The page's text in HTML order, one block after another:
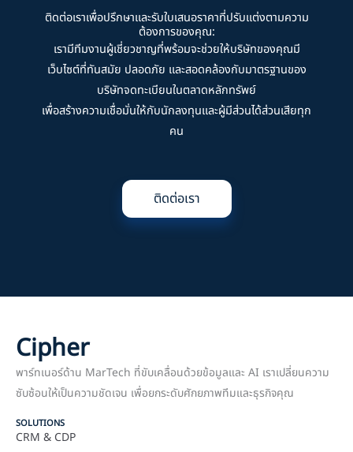
ติดต่อเราเพื่อปรึกษาและรับใบเสนอราคาที่ปรับแต่งตามความ
ต้องการของคุณ:
เรามีทีมงานผู้เชี่ยวชาญที่พร้อมจะช่วยให้บริษัทของคุณมี
เว็บไซต์ที่ทันสมัย ปลอดภัย และสอดคล้องกับมาตรฐานของ
บริษัทจดทะเบียนในตลาดหลักทรัพย์
เพื่อสร้างความเชื่อมั่นให้กับนักลงทุนและผู้มีส่วนได้ส่วนเสียทุก
คน
ติดต่อเรา
Cipher
พาร์ทเนอร์ด้าน MarTech ที่ขับเคลื่อนด้วยข้อมูลและ AI เราเปลี่ยนความ
ซับซ้อนให้เป็นความชัดเจน เพื่อยกระดับศักยภาพทีมและธุรกิจคุณ
SOLUTIONS
CRM & CDP